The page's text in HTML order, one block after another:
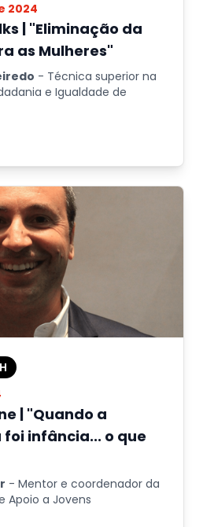
2024
| "Eliminação da
as Mulheres"
- Técnica superior na
e Igualdade de
H
| "Quando a
infância... o que
- Mentor e coordenador da
Apoio a Jovens